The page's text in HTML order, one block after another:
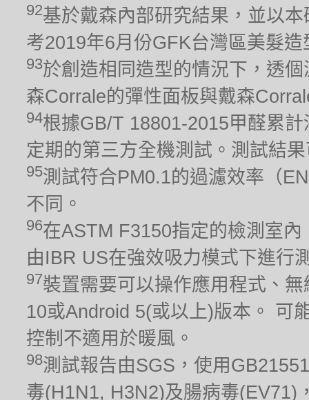
92基於戴森內部研究結果，並以
考2019年6月份GFK台灣區美髮
93於創造相同造型的情況下，透
森Corrale的彈性面板與戴森
94根據GB/T 18801-2015甲醛累
定期的第三方全機測試。測試結
95測試符合PM0.1的過濾效率（
不同。
96在ASTM F3150指定的檢測室
由IBR US在強效吸力模式下進行
97裝置需要可以操作應用程式、
10或Android 5(或以上)版本。 可
控制不適用於暖風。
98測試報告由SGS，使用
毒(H1N1, H3N2)及腸病毒(EV71)